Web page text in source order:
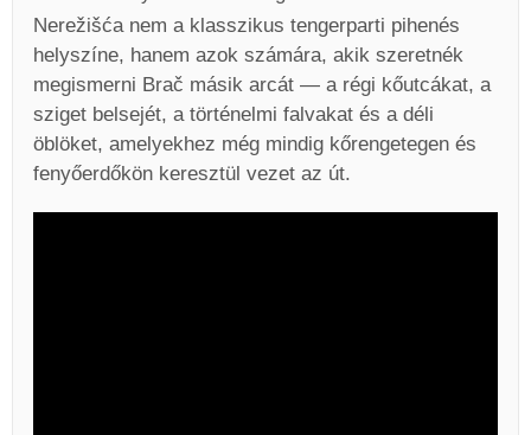
Nerežišća nem a klasszikus tengerparti pihenés
helyszíne, hanem azok számára, akik szeretnék
megismerni Brač másik arcát — a régi kőutcákat, a
sziget belsejét, a történelmi falvakat és a déli
öblöket, amelyekhez még mindig kőrengetegen és
fenyőerdőkön keresztül vezet az út.